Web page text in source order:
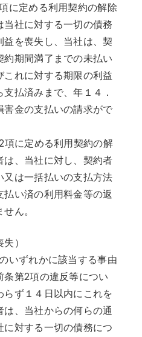
に定める利用契約の解除
社に対する一切の債務
を喪失し、当社は、契
期間満了までの未払い
れに対する期限の利益
払済みまで、年１４．
害金の支払いの請求がで
項に定める利用契約の解
、当社に対し、契約者
は一括払いの支払方法
い済の利用料金等の返
ん。
）
いずれかに該当する事由
第2項の違反等につい
ず１４日以内にこれを
、当社からの何らの通
対する一切の債務につ